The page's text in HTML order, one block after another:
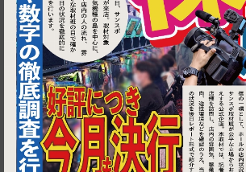
東京都江東区東雲1-6-27